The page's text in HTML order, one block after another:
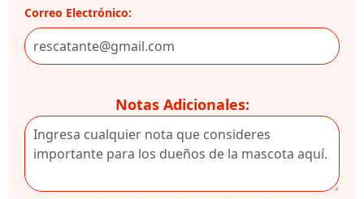
Correo Electrónico:
Notas Adicionales: